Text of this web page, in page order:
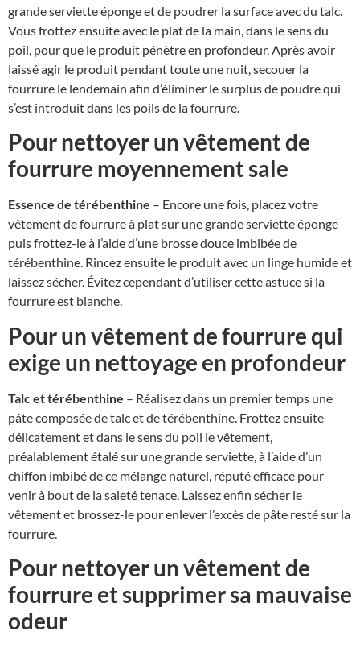
grande serviette éponge et de poudrer la surface avec du talc.
Vous frottez ensuite avec le plat de la main, dans le sens du
poil, pour que le produit pénètre en profondeur. Après avoir
laissé agir le produit pendant toute une nuit, secouer la
fourrure le lendemain afin d’éliminer le surplus de poudre qui
s’est introduit dans les poils de la fourrure.
Pour nettoyer un vêtement de
fourrure moyennement sale
Essence de térébenthine – Encore une fois, placez votre
vêtement de fourrure à plat sur une grande serviette éponge
puis frottez-le à l’aide d’une brosse douce imbibée de
térébenthine. Rincez ensuite le produit avec un linge humide et
laissez sécher. Évitez cependant d’utiliser cette astuce si la
fourrure est blanche.
Pour un vêtement de fourrure qui
exige un nettoyage en profondeur
Talc et térébenthine – Réalisez dans un premier temps une
pâte composée de talc et de térébenthine. Frottez ensuite
délicatement et dans le sens du poil le vêtement,
préalablement étalé sur une grande serviette, à l’aide d’un
chiffon imbibé de ce mélange naturel, réputé efficace pour
venir à bout de la saleté tenace. Laissez enfin sécher le
vêtement et brossez-le pour enlever l’excès de pâte resté sur la
fourrure.
Pour nettoyer un vêtement de
fourrure et supprimer sa mauvaise
odeur